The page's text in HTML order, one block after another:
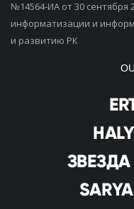
№14564-ИА от 30 сентября
информатизации и
и развитию РК